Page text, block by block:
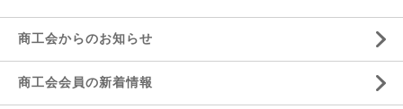
商工会からのお知らせ
商工会会員の新着情報